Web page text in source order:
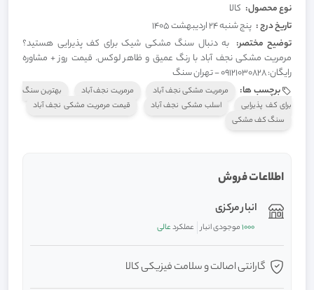
نوع محصول: کالا
تاریخ درج : پنج شنبه 24 اردیبهشت 1405
توضیح مختصر: به دنبال سنگ مشکی شیک برای کف پذیرایی هستید؟
مرمریت مشکی نجف آباد با رنگ عمیق و ظاهر لوکس. قیمت روز + مشاوره
رایگان: ۰۹۱۲۱۰۳۰۸۲۸ - تهران سنگ
برچسب ها:
مرمریت مشکی نجف آباد مرمریت نجف آباد
بهترین سنگ
برای کف پذیرایی
اسلب مشکی نجف آباد
قیمت مرمریت مشکی نجف آباد
سنگ کف مشکی
اطلاعات فروش
انبار مرکزی
1000موجودی انبار عملکردعالی
گارانتی اصالت و سلامت فیزیکی کالا